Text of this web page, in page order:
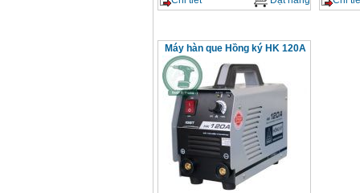
Máy hàn que Hồng ký HK 120A